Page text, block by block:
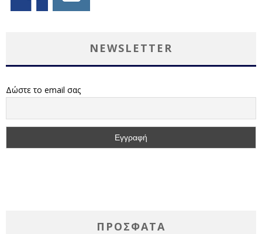
NEWSLETTER
Δώστε το email σας
ΠΡΌΣΦΑΤΑ